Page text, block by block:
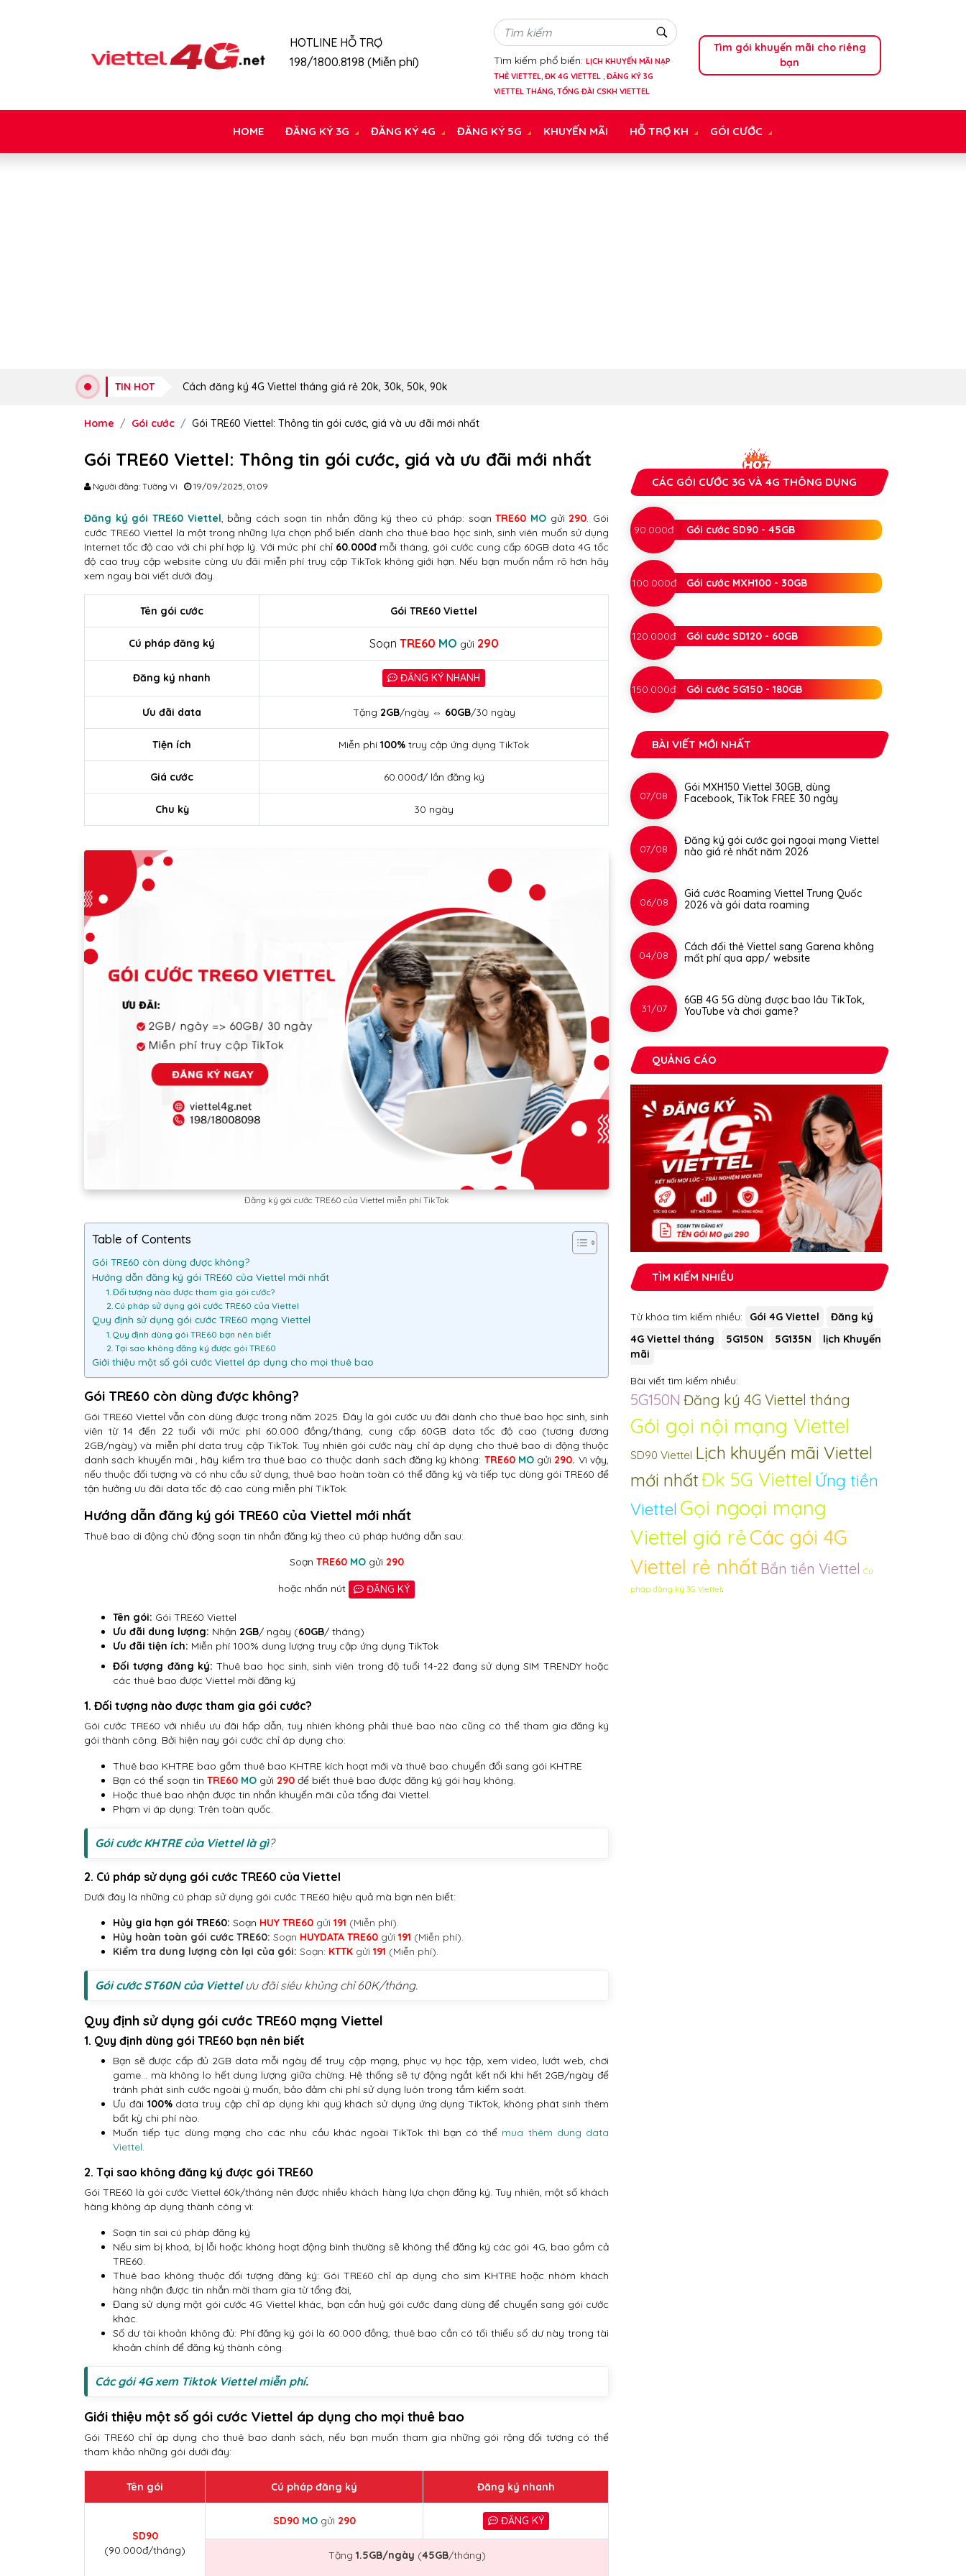
HOTLINE HỖ TRỢ
198/1800.8198 (Miễn phí)
Tìm kiếm phổ biến: LỊCH KHUYẾN MÃI NẠP
THẺ VIETTEL, ĐK 4G VIETTEL , ĐĂNG KÝ 3G
VIETTEL THÁNG, TỔNG ĐÀI CSKH VIETTEL
Tìm gói khuyến mãi cho riêng
bạn
HOME ĐĂNG KÝ 3G ĐĂNG KÝ 4G ĐĂNG KÝ 5G KHUYẾN MÃI HỖ TRỢ KH GÓI CƯỚC
TIN HOT Cách đăng ký 4G Viettel tháng giá rẻ 20k, 30k, 50k, 90k
Home Gói cước Gói TRE60 Viettel: Thông tin gói cước, giá và ưu đãi mới nhất
Gói TRE60 Viettel: Thông tin gói cước, giá và ưu đãi mới nhất
Người đăng: Tường Vi 19/09/2025, 01:09
Đăng ký gói TRE60 Viettel, bằng cách soạn tin nhắn đăng ký theo cú pháp: soạnTRE60 MO gửi 290. Gói
cước TRE60 Viettel là một trong những lựa chọn phổ biến dành cho thuê bao học sinh, sinh viên muốn sử dụng
Internet tốc độ cao với chi phí hợp lý. Với mức phí chỉ60.000đ mỗi tháng, gói cước cung cấp 60GB data 4G tốc
độ cao truy cập website cùng ưu đãi miễn phí truy cập TikTok không giới hạn. Nếu bạn muốn nắm rõ hơn hãy
xem ngay bài viết dưới đây.
Tên gói cước Gói TRE60 Viettel
Cú pháp đăng ký Soạn TRE60 MO gửi 290
Đăng ký nhanh ĐĂNG KÝ NHANH
Ưu đãi data Tặng 2GB/ngày ⇔ 60GB/30 ngày
Tiện ích Miễn phí 100% truy cập ứng dụng TikTok
Giá cước 60.000đ/ lần đăng ký
Chu kỳ 30 ngày
Đăng ký gói cước TRE60 của Viettel miễn phí TikTok
Table of Contents
Gói TRE60 còn dùng được không?
Hướng dẫn đăng ký gói TRE60 của Viettel mới nhất
1. Đối tượng nào được tham gia gói cước?
2. Cú pháp sử dụng gói cước TRE60 của Viettel
Quy định sử dụng gói cước TRE60 mạng Viettel
1. Quy định dùng gói TRE60 bạn nên biết
2. Tại sao không đăng ký được gói TRE60
Giới thiệu một số gói cước Viettel áp dụng cho mọi thuê bao
Gói TRE60 còn dùng được không?
Gói TRE60 Viettel vẫn còn dùng được trong năm 2025. Đây là gói cước ưu đãi dành cho thuê bao học sinh, sinh
viên từ 14 đến 22 tuổi với mức phí 60.000 đồng/tháng, cung cấp 60GB data tốc độ cao (tương đương
2GB/ngày) và miễn phí data truy cập TikTok. Tuy nhiên gói cước này chỉ áp dụng cho thuê bao di động thuộc
danh sách khuyến mãi , hãy kiểm tra thuê bao có thuộc danh sách đăng ký không: TRE60MOgửi 290. Vì vậy,
nếu thuộc đối tượng và có nhu cầu sử dụng, thuê bao hoàn toàn có thể đăng ký và tiếp tục dùng gói TRE60 để
tận hưởng ưu đãi data tốc độ cao cùng miễn phí TikTok.
Hướng dẫn đăng ký gói TRE60 của Viettel mới nhất
Thuê bao di động chủ động soạn tin nhắn đăng ký theo cú pháp hướng dẫn sau:
Soạn TRE60 MOgửi 290
hoặc nhấn nút ĐĂNG KÝ
Tên gói: Gói TRE60 Viettel
Ưu đãi dung lượng: Nhận 2GB/ ngày (60GB/ tháng)
Ưu đãi tiện ích: Miễn phí 100% dung lượng truy cập ứng dụng TikTok
Đối tượng đăng ký: Thuê bao học sinh, sinh viên trong độ tuổi 14-22 đang sử dụng SIM TRENDY hoặc
các thuê bao được Viettel mời đăng ký
1. Đối tượng nào được tham gia gói cước?
Gói cước TRE60 với nhiều ưu đãi hấp dẫn, tuy nhiên không phải thuê bao nào cũng có thể tham gia đăng ký
gói thành công. Bởi hiện nay gói cước chỉ áp dụng cho:
Thuê bao KHTRE bao gồm thuê bao KHTRE kích hoạt mới và thuê bao chuyển đổi sang gói KHTRE
Bạn có thể soạn tin TRE60 MO gửi 290 để biết thuê bao được đăng ký gói hay không.
Hoặc thuê bao nhận được tin nhắn khuyến mãi của tổng đài Viettel.
Phạm vi áp dụng: Trên toàn quốc.
Gói cước KHTRE của Viettel là gì?
2. Cú pháp sử dụng gói cước TRE60 của Viettel
Dưới đây là những cú pháp sử dụng gói cước TRE60 hiệu quả mà bạn nên biết:
Hủy gia hạn gói TRE60: Soạn HUY TRE60 gửi 191 (Miễn phí).
Hủy hoàn toàn gói cước TRE60: Soạn HUYDATA TRE60 gửi 191 (Miễn phí).
Kiểm tra dung lượng còn lại của gói: Soạn: KTTK gửi 191 (Miễn phí).
Gói cước ST60N của Viettelưu đãi siêu khủng chỉ 60K/tháng.
Quy định sử dụng gói cước TRE60 mạng Viettel
1. Quy định dùng gói TRE60 bạn nên biết
Bạn sẽ được cấp đủ 2GB data mỗi ngày để truy cập mạng, phục vụ học tập, xem video, lướt web, chơi
game… mà không lo hết dung lượng giữa chừng. Hệ thống sẽ tự động ngắt kết nối khi hết 2GB/ngày để
tránh phát sinh cước ngoài ý muốn, bảo đảm chi phí sử dụng luôn trong tầm kiểm soát.
Ưu đãi 100%data truy cập chỉ áp dụng khi quý khách sử dụng ứng dụng TikTok, không phát sinh thêm
bất kỳ chi phí nào.
Muốn tiếp tục dùng mạng cho các nhu cầu khác ngoài TikTok thì bạn có thể mua thêm dung data
Viettel.
2. Tại sao không đăng ký được gói TRE60
Gói TRE60 là gói cước Viettel 60k/tháng nên được nhiều khách hàng lựa chọn đăng ký. Tuy nhiên, một số khách
hàng không áp dụng thành công vì:
Soạn tin sai cú pháp đăng ký
Nếu sim bị khoá, bị lỗi hoặc không hoạt động bình thường sẽ không thể đăng ký các gói 4G, bao gồm cả
TRE60.
Thuê bao không thuộc đối tượng đăng ký: Gói TRE60 chỉ áp dụng cho sim KHTRE hoặc nhóm khách
hàng nhận được tin nhắn mời tham gia từ tổng đài,
Đang sử dụng một gói cước 4G Viettel khác, bạn cần huỷ gói cước đang dùng để chuyển sang gói cước
khác.
Số dư tài khoản không đủ: Phí đăng ký gói là 60.000 đồng, thuê bao cần có tối thiểu số dư này trong tài
khoản chính để đăng ký thành công.
Các gói 4G xem Tiktok Viettel miễn phí.
Giới thiệu một số gói cước Viettel áp dụng cho mọi thuê bao
Gói TRE60 chỉ áp dụng cho thuê bao danh sách, nếu bạn muốn tham gia những gói rộng đối tượng có thể
tham khảo những gói dưới đây:
Tên gói Cú pháp đăng ký Đăng ký nhanh
SD90
(90.000đ/tháng)
SD90MO gửi 290 ĐĂNG KÝ
Tặng 1.5GB/ngày (45GB/tháng)
CÁC GÓI CƯỚC 3G VÀ 4G THÔNG DỤNG
90.000đ Gói cước SD90 - 45GB
100.000đ Gói cước MXH100 - 30GB
120.000đ Gói cước SD120 - 60GB
150.000đ Gói cước 5G150 - 180GB
BÀI VIẾT MỚI NHẤT
07/08
Gói MXH150 Viettel 30GB, dùng
Facebook, TikTok FREE 30 ngày
07/08
Đăng ký gói cước gọi ngoại mạng Viettel
nào giá rẻ nhất năm 2026
06/08
Giá cước Roaming Viettel Trung Quốc
2026 và gói data roaming
04/08
Cách đổi thẻ Viettel sang Garena không
mất phí qua app/ website
31/07
6GB 4G 5G dùng được bao lâu TikTok,
YouTube và chơi game?
QUẢNG CÁO
TÌM KIẾM NHIỀU
Từ khóa tìm kiếm nhiều: Gói 4G Viettel
Đăng ký
4G Viettel tháng
5G150N 5G135N
lịch Khuyến
mãi
Bài viết tìm kiếm nhiều:
5G150N Đăng ký 4G Viettel tháng
Gói gọi nội mạng Viettel
SD90 Viettel Lịch khuyến mãi Viettel
mới nhấtĐk 5G Viettel Ứng tiền
Viettel Gọi ngoại mạng
Viettel giá rẻCác gói 4G
Viettel rẻ nhất Bắn tiền Viettel Cú
pháp đăng ký 3G Viettel.